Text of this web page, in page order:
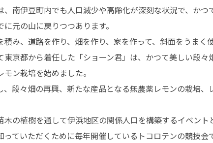
南伊豆町内でも人口減少や高齢化が深刻な状況で、か
元の山に戻りつつあります。
み、道路を作り、畑を作り、家を作って、斜面をうまく
京都から着任した「ショーン君」は、かつて美しい段
ン栽培を始めました。
段々畑の再興、新たな産品となる無農薬レモンの栽培
の植樹を通して伊浜地区の関係人口を構築するイベン
ていただくために毎年開催しているトコロテンの競技